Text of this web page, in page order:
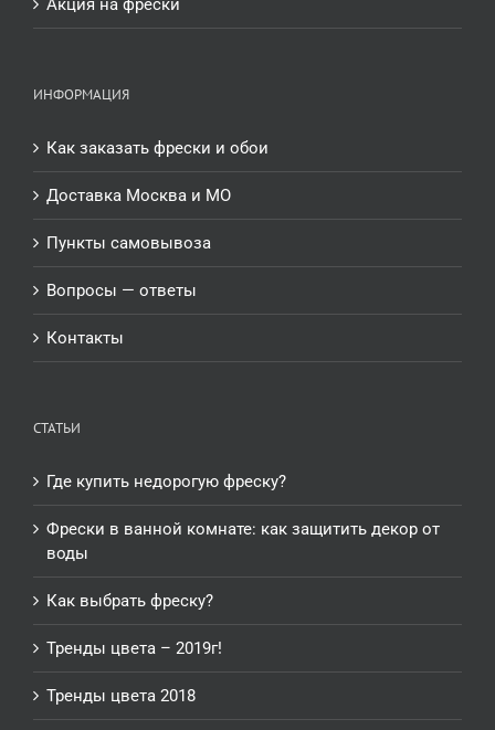
Акция на фрески
ИНФОРМАЦИЯ
Как заказать фрески и обои
Доставка Москва и МО
Пункты самовывоза
Вопросы — ответы
Контакты
СТАТЬИ
Где купить недорогую фреску?
Фрески в ванной комнате: как защитить декор от
воды
Как выбрать фреску?
Тренды цвета – 2019г!
Тренды цвета 2018